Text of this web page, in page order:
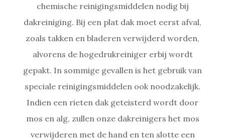
chemische reinigingsmiddelen nodig bij
dakreiniging. Bij een plat dak moet eerst afval,
zoals takken en bladeren verwijderd worden,
alvorens de hogedrukreiniger erbij wordt
gepakt. In sommige gevallen is het gebruik van
speciale reinigingsmiddelen ook noodzakelijk.
Indien een rieten dak geteisterd wordt door
mos en alg, zullen onze dakreinigers het mos
verwijderen met de hand en ten slotte een